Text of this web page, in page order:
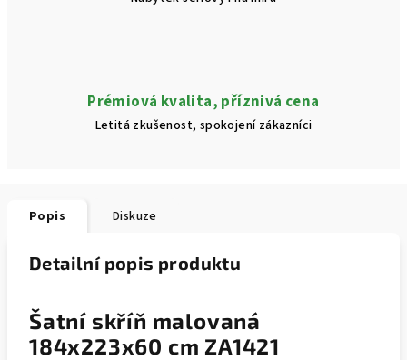
Prémiová kvalita, příznivá cena
Letitá zkušenost, spokojení zákazníci
Popis Diskuze
Detailní popis produktu
Šatní skříň malovaná
184x223x60 cm ZA1421